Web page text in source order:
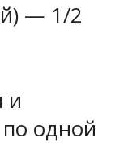
— 1/2
и
одной